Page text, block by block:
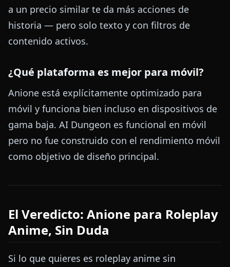
a un precio similar te da más acciones de
historia — pero solo texto y con filtros de
contenido activos.
¿Qué plataforma es mejor para móvil?
Anione está explícitamente optimizado para
móvil y funciona bien incluso en dispositivos de
gama baja. AI Dungeon es funcional en móvil
pero no fue construido con el rendimiento móvil
como objetivo de diseño principal.
El Veredicto: Anione para Roleplay
Anime, Sin Duda
Si lo que quieres es roleplay anime sin